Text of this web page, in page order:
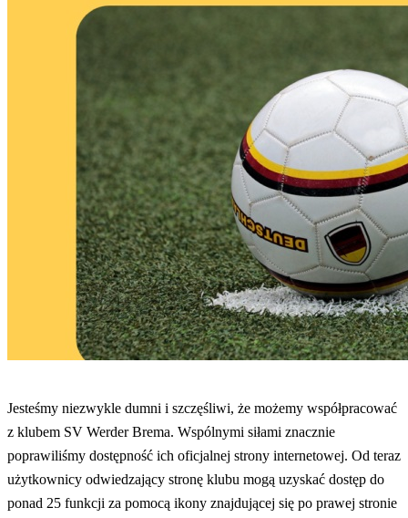
Jesteśmy niezwykle dumni i szczęśliwi, że możemy współpracować
z klubem SV Werder Brema. Wspólnymi siłami znacznie
poprawiliśmy dostępność ich oficjalnej strony internetowej. Od teraz
użytkownicy odwiedzający stronę klubu mogą uzyskać dostęp do
ponad 25 funkcji za pomocą ikony znajdującej się po prawej stronie